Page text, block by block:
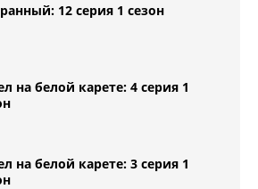
12 серия 1 сезон
на белой карете: 4 серия 1
на белой карете: 3 серия 1